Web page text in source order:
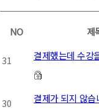
NO
제
31 결제했는데 수강
30 결제가 되지 않습